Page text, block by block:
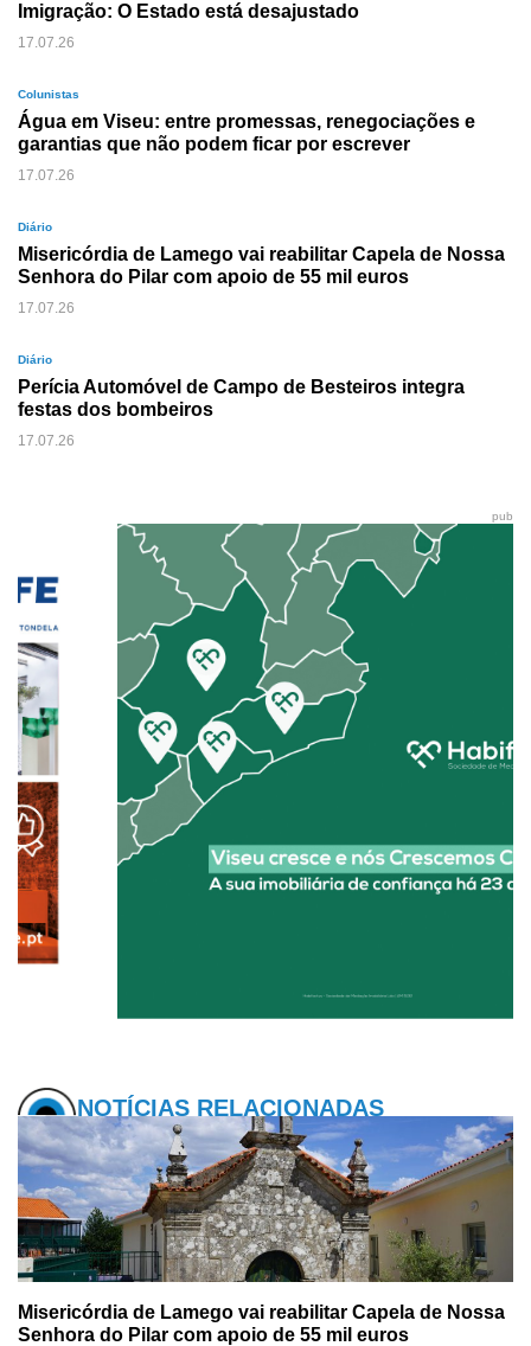
Imigração: O Estado está desajustado
17.07.26
Colunistas
Água em Viseu: entre promessas, renegociações e
garantias que não podem ficar por escrever
17.07.26
Diário
Misericórdia de Lamego vai reabilitar Capela de Nossa
Senhora do Pilar com apoio de 55 mil euros
17.07.26
Diário
Perícia Automóvel de Campo de Besteiros integra
festas dos bombeiros
17.07.26
pub
NOTÍCIAS RELACIONADAS
Misericórdia de Lamego vai reabilitar Capela de Nossa
Senhora do Pilar com apoio de 55 mil euros